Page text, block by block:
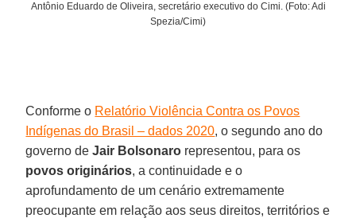
Antônio Eduardo de Oliveira, secretário executivo do Cimi. (Foto: Adi
Spezia/Cimi)
Conforme o Relatório Violência Contra os Povos
Indígenas do Brasil – dados 2020, o segundo ano do
governo deJair Bolsonaro representou, para os
povos originários, a continuidade e o
aprofundamento de um cenário extremamente
preocupante em relação aos seus direitos, territórios e